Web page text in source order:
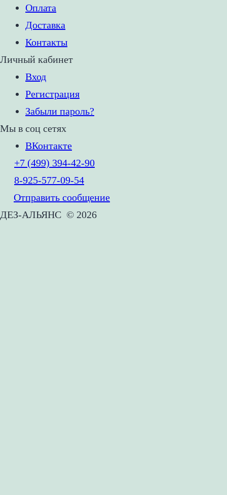
Оплата
Доставка
Контакты
Личный кабинет
Вход
Регистрация
Забыли пароль?
Мы в соц сетях
ВКонтакте
+7 (499) 394-42-90
8-925-577-09-54
Отправить сообщение
ДЕЗ-АЛЬЯНС © 2026